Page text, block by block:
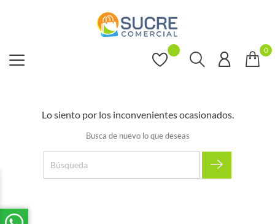
0
Lo siento por los inconvenientes ocasionados.
Busca de nuevo lo que deseas